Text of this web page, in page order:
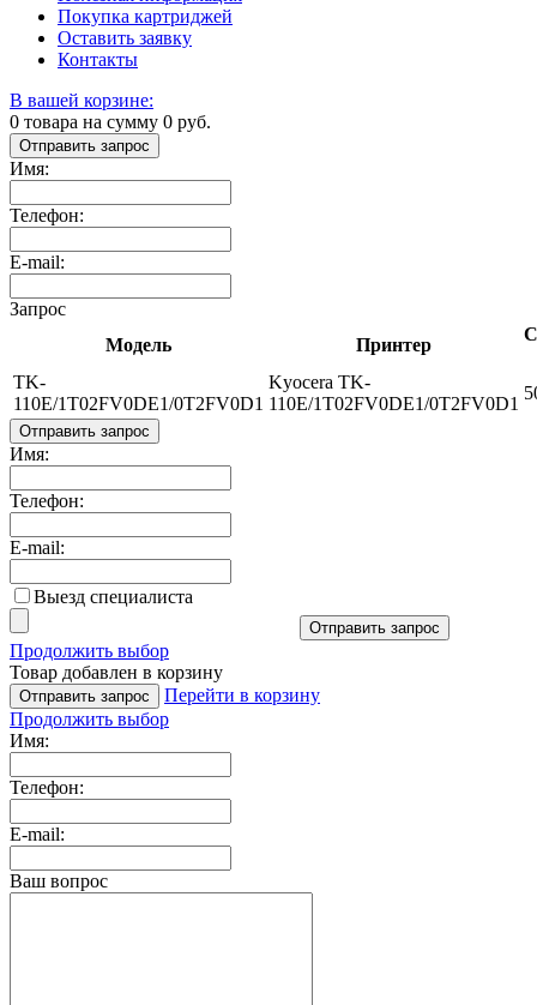
Покупка картриджей
Оставить заявку
Контакты
В вашей корзине:
0 товара на сумму 0 руб.
Отправить запрос
Имя:
Телефон:
E-mail:
Запрос
Модель
Принтер
TK-
110E/1T02FV0DE1/0T2FV0D1
Kyocera TK-
110E/1T02FV0DE1/0T2FV0D1
Отправить запрос
Имя:
Телефон:
E-mail:
Выезд специалиста
Отправить запрос
Продолжить выбор
Товар добавлен в корзину
Отправить запрос
Перейти в корзину
Продолжить выбор
Имя:
Телефон:
E-mail:
Ваш вопрос